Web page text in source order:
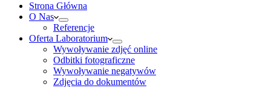
Strona Główna
O Nas
Referencje
Oferta Laboratorium
Wywoływanie zdjęć online
Odbitki fotograficzne
Wywoływanie negatywów
Zdjęcia do dokumentów